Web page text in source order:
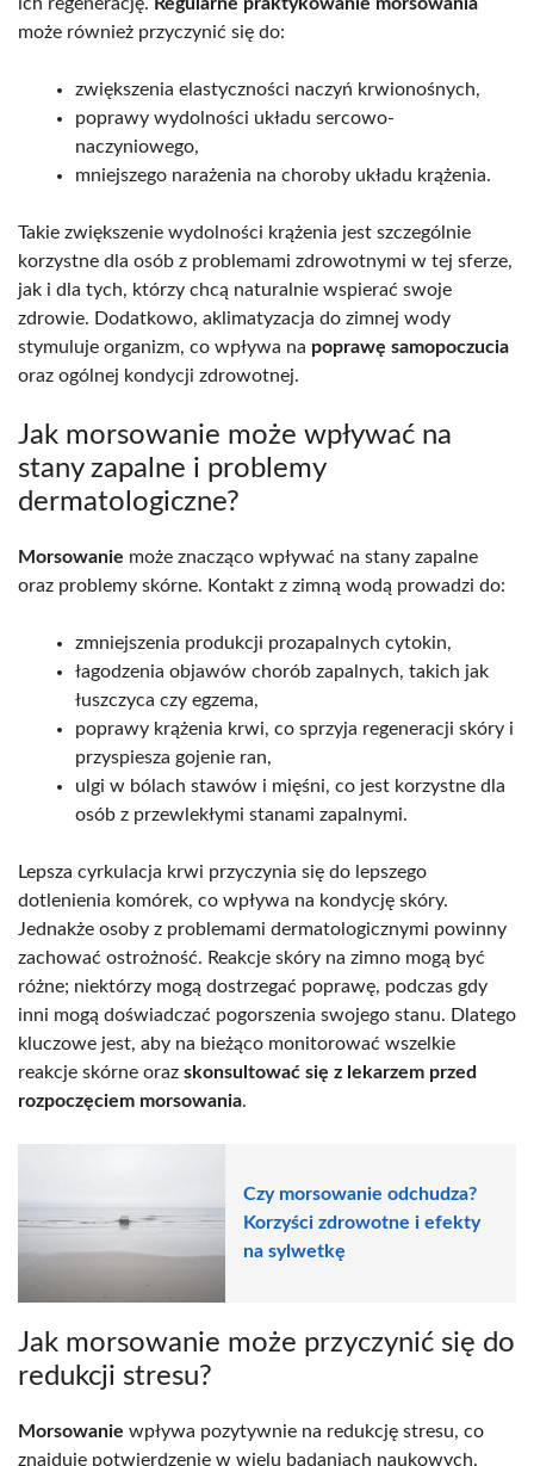
może również przyczynić się do:
zwiększenia elastyczności naczyń krwionośnych,
poprawy wydolności układu sercowo-
naczyniowego,
mniejszego narażenia na choroby układu krążenia.
Takie zwiększenie wydolności krążenia jest szczególnie
korzystne dla osób z problemami zdrowotnymi w tej sferze,
jak i dla tych, którzy chcą naturalnie wspierać swoje
zdrowie. Dodatkowo, aklimatyzacja do zimnej wody
stymuluje organizm, co wpływa na poprawę samopoczucia
oraz ogólnej kondycji zdrowotnej.
Jak morsowanie może wpływać na
stany zapalne i problemy
dermatologiczne?
Morsowanie może znacząco wpływać na stany zapalne
oraz problemy skórne. Kontakt z zimną wodą prowadzi do:
zmniejszenia produkcji prozapalnych cytokin,
łagodzenia objawów chorób zapalnych, takich jak
łuszczyca czy egzema,
poprawy krążenia krwi, co sprzyja regeneracji skóry i
przyspiesza gojenie ran,
ulgi w bólach stawów i mięśni, co jest korzystne dla
osób z przewlekłymi stanami zapalnymi.
Lepsza cyrkulacja krwi przyczynia się do lepszego
dotlenienia komórek, co wpływa na kondycję skóry.
Jednakże osoby z problemami dermatologicznymi powinny
zachować ostrożność. Reakcje skóry na zimno mogą być
różne; niektórzy mogą dostrzegać poprawę, podczas gdy
inni mogą doświadczać pogorszenia swojego stanu. Dlatego
kluczowe jest, aby na bieżąco monitorować wszelkie
reakcje skórne oraz skonsultować się z lekarzem przed
rozpoczęciem morsowania.
Czy morsowanie odchudza?
Korzyści zdrowotne i efekty
na sylwetkę
Jak morsowanie może przyczynić się do
redukcji stresu?
Morsowanie wpływa pozytywnie na redukcję stresu, co
znajduje potwierdzenie w wielu badaniach naukowych.